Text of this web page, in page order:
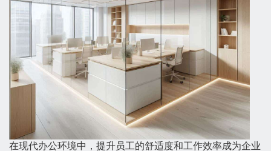
在现代办公环境中，提升员工的舒适度和工作效率成为企业